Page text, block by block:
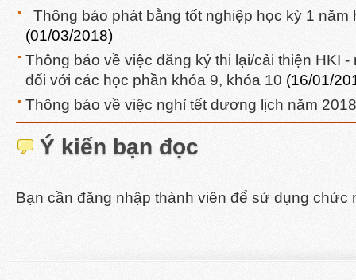
Thông báo phát bằng tốt nghiệp học kỳ 1 năm
(01/03/2018)
Thông báo về việc đăng ký thi lại/cải thiện HKI
đối với các học phần khóa 9, khóa 10 (16/01/
Thông báo về việc nghỉ tết dương lịch năm
Ý kiến bạn đọc
Bạn cần đăng nhập thành viên để sử dụng chức